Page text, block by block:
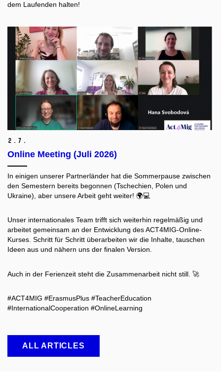
dem Laufenden halten!
2. 7.
Online Meeting (Juli 2026)
In einigen unserer Partnerländer hat die Sommerpause zwischen
den Semestern bereits begonnen (Tschechien, Polen und
Ukraine), aber unsere Arbeit geht weiter! 🌍💻
Unser internationales Team trifft sich weiterhin regelmäßig und
arbeitet gemeinsam an der Entwicklung des ACT4MIG-Online-
Kurses. Schritt für Schritt überarbeiten wir die Inhalte, tauschen
Ideen aus und nähern uns der finalen Version.
Auch in der Ferienzeit steht die Zusammenarbeit nicht still. 🚀
#ACT4MIG #ErasmusPlus #TeacherEducation
#InternationalCooperation #OnlineLearning
ALL ARTICLES